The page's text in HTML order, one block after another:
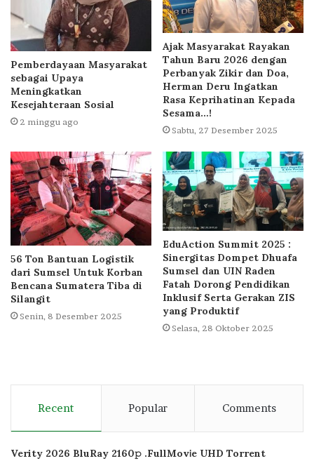
Pemberdayaan Masyarakat
sebagai Upaya
Meningkatkan
Kesejahteraan Sosial
2 minggu ago
Ajak Masyarakat Rayakan
Tahun Baru 2026 dengan
Perbanyak Zikir dan Doa,
Herman Deru Ingatkan
Rasa Keprihatinan Kepada
Sesama…!
Sabtu, 27 Desember 2025
56 Ton Bantuan Logistik
dari Sumsel Untuk Korban
Bencana Sumatera Tiba di
Silangit
Senin, 8 Desember 2025
EduAction Summit 2025 :
Sinergitas Dompet Dhuafa
Sumsel dan UIN Raden
Fatah Dorong Pendidikan
Inklusif Serta Gerakan ZIS
yang Produktif
Selasa, 28 Oktober 2025
Recent Popular Comments
Verity 2026 BluRay 2160𝚙 .FullMov𝗂e UHD Torrent